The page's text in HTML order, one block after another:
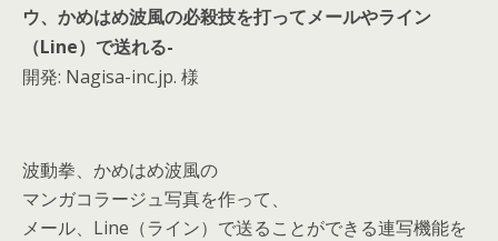
ウ、かめはめ波風の必殺技を打ってメールやライン
（Line）で送れる-
開発: Nagisa-inc.jp. 様
波動拳、かめはめ波風の
マンガコラージュ写真を作って、
メール、Line（ライン）で送ることができる連写機能を